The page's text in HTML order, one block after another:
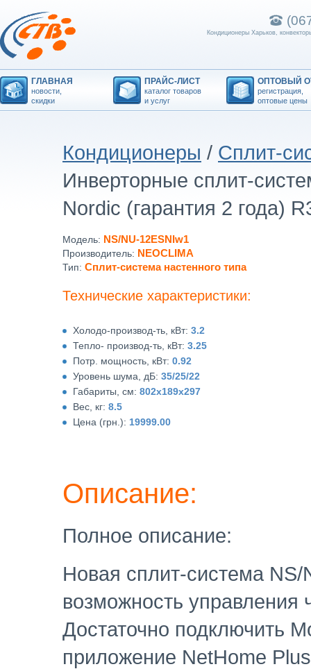
Кондиционеры Харьков,
ГЛАВНАЯ
новости,
скидки
ПРАЙС-ЛИСТ
каталог товаров
и услуг
ОПТОВЫЙ
регистрация,
оптовые цены
Кондиционеры / Сплит-
Инверторные сплит-
Nordic (гарантия 2 года)
Модель: NS/NU-12ESNIw1
Производитель: NEOCLIMA
Тип: Сплит-система настенного типа
Технические характеристики:
Холодо-производ-ть, кВт: 3.2
Тепло- производ-ть, кВт: 3.25
Потр. мощность, кВт: 0.92
Уровень шума, дБ: 35/25/22
Габариты, см: 802x189x297
Вес, кг: 8.5
Цена (грн.): 19999.00
Описание:
Полное описание:
Новая сплит-система
возможность управления
Достаточно подключить
приложение NetHome